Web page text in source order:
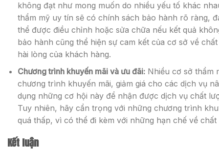
không đạt như mong muốn do nhiều yếu tố khác
thẩm mỹ uy tín sẽ có chính sách bảo hành rõ ràng,
thể được điều chỉnh hoặc sửa chữa nếu kết quả
bảo hành cũng thể hiện sự cam kết của cơ sở về
hài lòng của khách hàng.
Chương trình khuyến mãi và ưu đãi:Nhiều cơ sở thẩm
chương trình khuyến mãi, giảm giá cho các dịch vụ
dụng những cơ hội này để nhận được dịch vụ chất
Tuy nhiên, hãy cẩn trọng với những chương trình
quá thấp, vì có thể đi kèm với những hạn chế về chất
Kết luận